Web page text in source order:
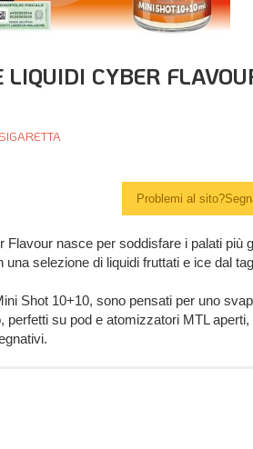
LIQUIDI CYBER
Problemi al
Flavour nasce per soddisfare i palati più
una selezione di liquidi fruttati e ice dal
Shot 10+10, sono pensati per uno
perfetti su pod e atomizzatori MTL